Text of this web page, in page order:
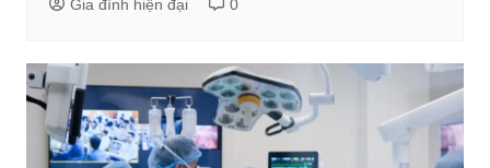
Gia đình hiện đại 0